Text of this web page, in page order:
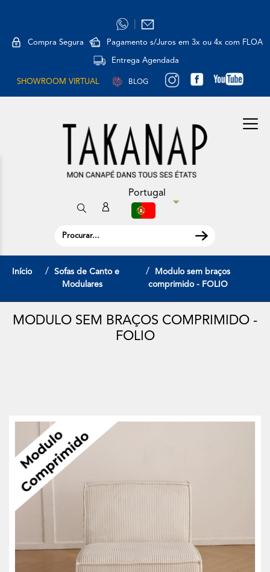
Compra Segura Pagamento s/Juros em 3x ou 4x com FLOA
Entrega Agendada
SHOWROOM VIRTUAL BLOG
Portugal
Início
Sofas de Canto e
Modulares
Modulo sem braços
comprimido - FOLIO
MODULO SEM BRAÇOS COMPRIMIDO -
FOLIO